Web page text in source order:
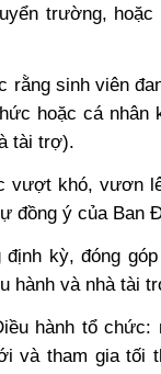
trường,
sinh viên
hoặc cá
tài trợ).
vượt khó, vươn
đồng ý của Ban
kỳ, đóng
hành và nhà tài
hành tổ chức:
và tham gia tối